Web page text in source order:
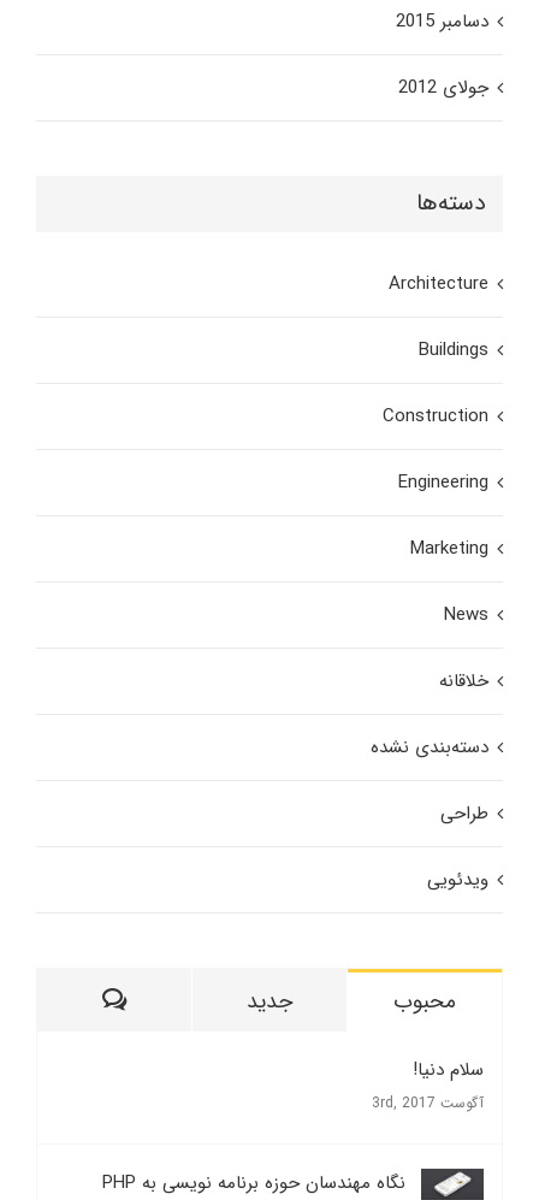
دسامبر 2015
جولای 2012
دسته‌ها
Architecture
Buildings
Construction
Engineering
Marketing
News
خلاقانه
دسته‌بندی نشده
طراحی
ویدئویی
محبوب جدید ديدگاه
سلام دنیا!
آگوست 3rd, 2017
نگاه مهندسان حوزه برنامه نویسی به PHP